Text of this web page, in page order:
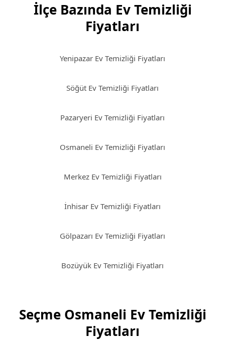
İlçe Bazında Ev Temizliği
Fiyatları
Yenipazar Ev Temizliği Fiyatları
Söğüt Ev Temizliği Fiyatları
Pazaryeri Ev Temizliği Fiyatları
Osmaneli Ev Temizliği Fiyatları
Merkez Ev Temizliği Fiyatları
İnhisar Ev Temizliği Fiyatları
Gölpazarı Ev Temizliği Fiyatları
Bozüyük Ev Temizliği Fiyatları
Seçme Osmaneli Ev Temizliği
Fiyatları